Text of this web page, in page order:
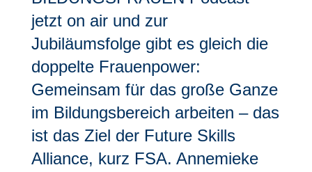
jetzt on air und zur
Jubiläumsfolge gibt es gleich die
doppelte Frauenpower:
Gemeinsam für das große Ganze
im Bildungsbereich arbeiten – das
ist das Ziel der Future Skills
Alliance, kurz FSA. Annemieke